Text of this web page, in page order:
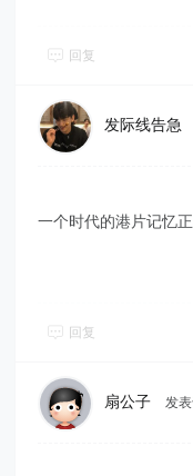
回复
发际线告急
一个时代的港片记忆正
回复
扇公子 发